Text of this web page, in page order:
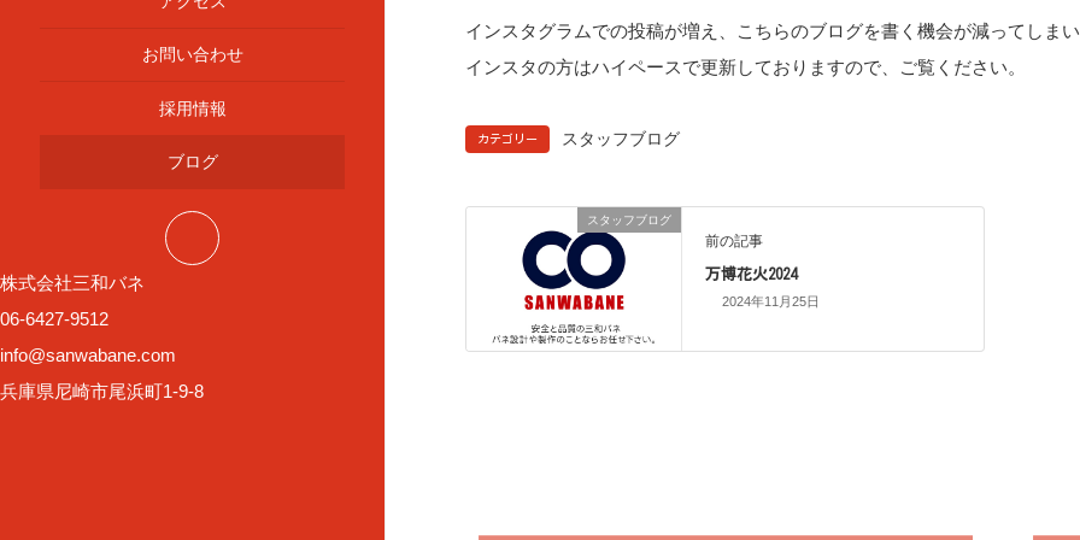
お問い合わせ
採用情報
ブログ
株式会社三和バネ
06-6427-9512
info@sanwabane.com
兵庫県尼崎市尾浜町1-9-8
インスタグラムでの投稿が増え、こちらのブログを書く機会が減ってしまい
インスタの方はハイペースで更新しておりますので、ご覧ください。
カテゴリー スタッフブログ
スタッフブログ
前の記事
万博花火2024
2024年11月25日